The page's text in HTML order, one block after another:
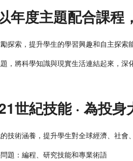
年度主題配合課程
探索，提升學生的學習興趣和自主探索
，將科學知識與現實生活連結起來，深
世紀技能 · 為投
技術涵養，提升學生對全球經濟、社會
題：編程、研究技能和專業術語